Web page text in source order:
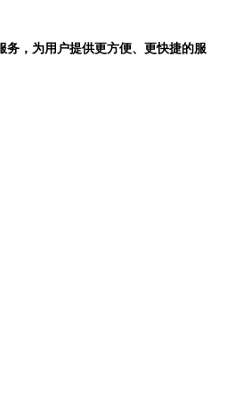
，为用户提供更方便、更快捷的服